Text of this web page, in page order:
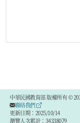
中華民國教育部 版權所有 ©
聯絡我們
更新日期：2025/10/14
瀏覽人次累計：34338079